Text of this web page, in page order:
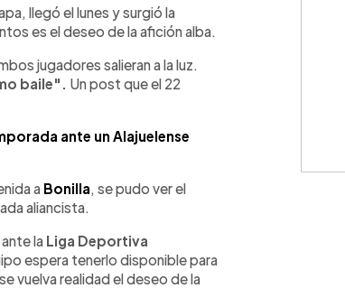
llegó el lunes y surgió la
es el deseo de la afición alba.
jugadores salieran a la luz.
baile".
Un post que el 22
ante un Alajuelense
a Bonilla , se pudo ver el
aliancista.
la Liga Deportiva
espera tenerlo disponible para
vuelva realidad el deseo de la